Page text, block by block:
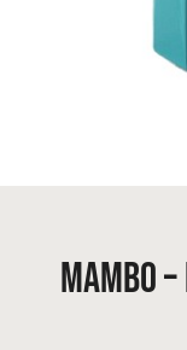
Mambo